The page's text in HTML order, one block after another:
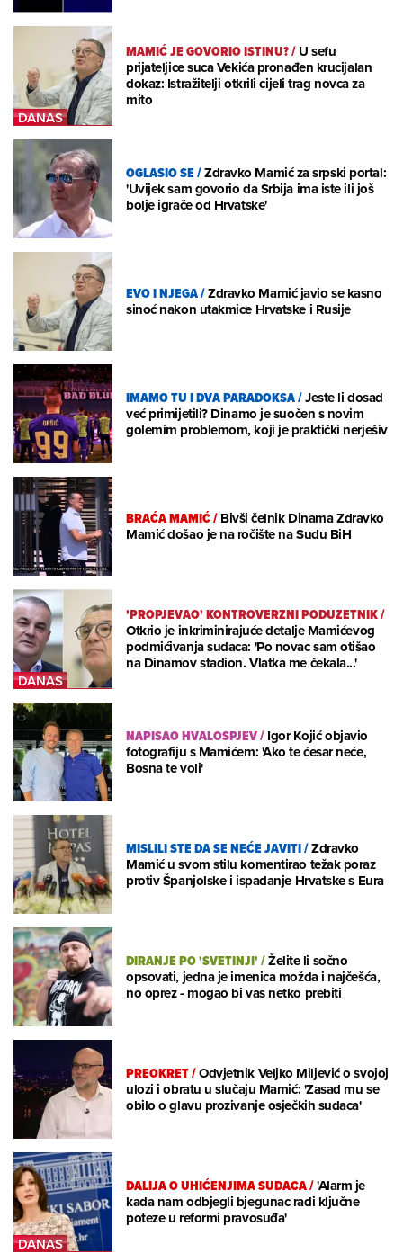
MAMIĆ JE GOVORIO ISTINU?/U sefu
prijateljice suca Vekića pronađen krucijalan
dokaz: Istražitelji otkrili cijeli trag novca za
mito
OGLASIO SE/Zdravko Mamić za srpski portal:
'Uvijek sam govorio da Srbija ima iste ili još
bolje igrače od Hrvatske'
EVO I NJEGA/Zdravko Mamić javio se kasno
sinoć nakon utakmice Hrvatske i Rusije
IMAMO TU I DVA PARADOKSA/Jeste li dosad
već primijetili? Dinamo je suočen s novim
golemim problemom, koji je praktički nerješiv
BRAĆA MAMIĆ/Bivši čelnik Dinama Zdravko
Mamić došao je na ročište na Sudu BiH
'PROPJEVAO' KONTROVERZNI PODUZETNIK/
Otkrio je inkriminirajuće detalje Mamićevog
podmićivanja sudaca: 'Po novac sam otišao
na Dinamov stadion. Vlatka me čekala...'
NAPISAO HVALOSPJEV/Igor Kojić objavio
fotografiju s Mamićem: 'Ako te ćesar neće,
Bosna te voli'
MISLILI STE DA SE NEĆE JAVITI/Zdravko
Mamić u svom stilu komentirao težak poraz
protiv Španjolske i ispadanje Hrvatske s Eura
DIRANJE PO 'SVETINJI'/Želite li sočno
opsovati, jedna je imenica možda i najčešća,
no oprez - mogao bi vas netko prebiti
PREOKRET/Odvjetnik Veljko Miljević o svojoj
ulozi i obratu u slučaju Mamić: 'Zasad mu se
obilo o glavu prozivanje osječkih sudaca'
DALIJA O UHIĆENJIMA SUDACA/'Alarm je
kada nam odbjegli bjegunac radi ključne
poteze u reformi pravosuđa'